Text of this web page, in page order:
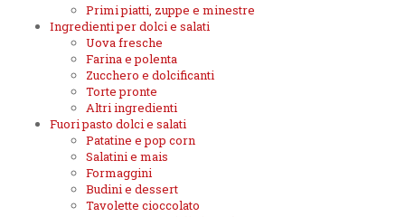
Primi piatti, zuppe e minestre
Ingredienti per dolci e salati
Uova fresche
Farina e polenta
Zucchero e dolcificanti
Torte pronte
Altri ingredienti
Fuori pasto dolci e salati
Patatine e pop corn
Salatini e mais
Formaggini
Budini e dessert
Tavolette cioccolato